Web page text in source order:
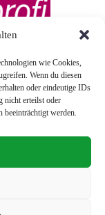
wie Cookies,
Wenn du diesen
oder eindeutige IDs
nicht erteilst oder
beeinträchtigt werden.